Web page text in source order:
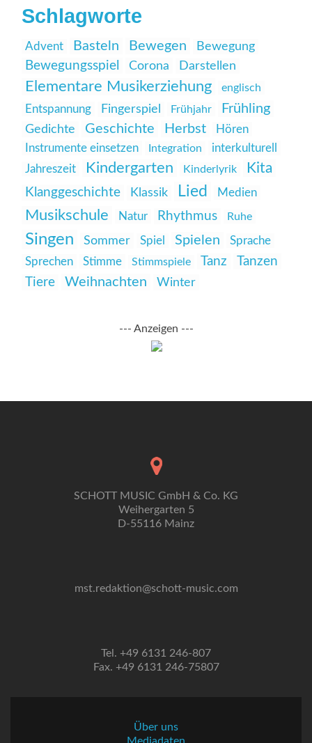
Schlagworte
Advent Basteln Bewegen Bewegung
Bewegungsspiel Corona Darstellen
Elementare Musikerziehung englisch
Entspannung Fingerspiel Frühjahr Frühling
Gedichte Geschichte Herbst
Hören
Instrumente einsetzen
Integration
interkulturell
Jahreszeit
Kindergarten Kinderlyrik Kita
Klanggeschichte Klassik Lied Medien
Musikschule Natur Rhythmus Ruhe
Singen Sommer Spiel Spielen
Sprache
Sprechen
Stimme Stimmspiele Tanz
Tanzen
Tiere
Weihnachten Winter
--- Anzeigen ---
SCHOTT MUSIC GmbH & Co. KG
Weihergarten 5
D-55116 Mainz
mst.redaktion@schott-music.com
Tel. +49 6131 246-807
Fax. +49 6131 246-75807
Über uns